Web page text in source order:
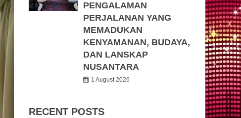
PENGALAMAN
PERJALANAN YANG
MEMADUKAN
KENYAMANAN, BUDAYA,
DAN LANSKAP
NUSANTARA
1 August 2026
RECENT POSTS